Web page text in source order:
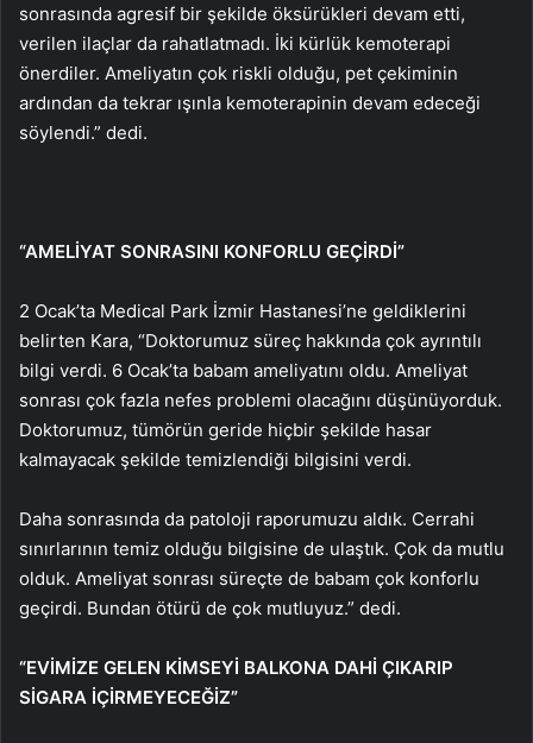
sonrasında agresif bir şekilde öksürükleri devam etti,
verilen ilaçlar da rahatlatmadı. İki kürlük kemoterapi
önerdiler. Ameliyatın çok riskli olduğu, pet çekiminin
ardından da tekrar ışınla kemoterapinin devam edeceği
söylendi.” dedi.
“AMELİYAT SONRASINI KONFORLU GEÇİRDİ”
2 Ocak’ta Medical Park İzmir Hastanesi’ne geldiklerini
belirten Kara, “Doktorumuz süreç hakkında çok ayrıntılı
bilgi verdi. 6 Ocak’ta babam ameliyatını oldu. Ameliyat
sonrası çok fazla nefes problemi olacağını düşünüyorduk.
Doktorumuz, tümörün geride hiçbir şekilde hasar
kalmayacak şekilde temizlendiği bilgisini verdi.
Daha sonrasında da patoloji raporumuzu aldık. Cerrahi
sınırlarının temiz olduğu bilgisine de ulaştık. Çok da mutlu
olduk. Ameliyat sonrası süreçte de babam çok konforlu
geçirdi. Bundan ötürü de çok mutluyuz.” dedi.
“EVİMİZE GELEN KİMSEYİ BALKONA DAHİ ÇIKARIP
SİGARA İÇİRMEYECEĞİZ”